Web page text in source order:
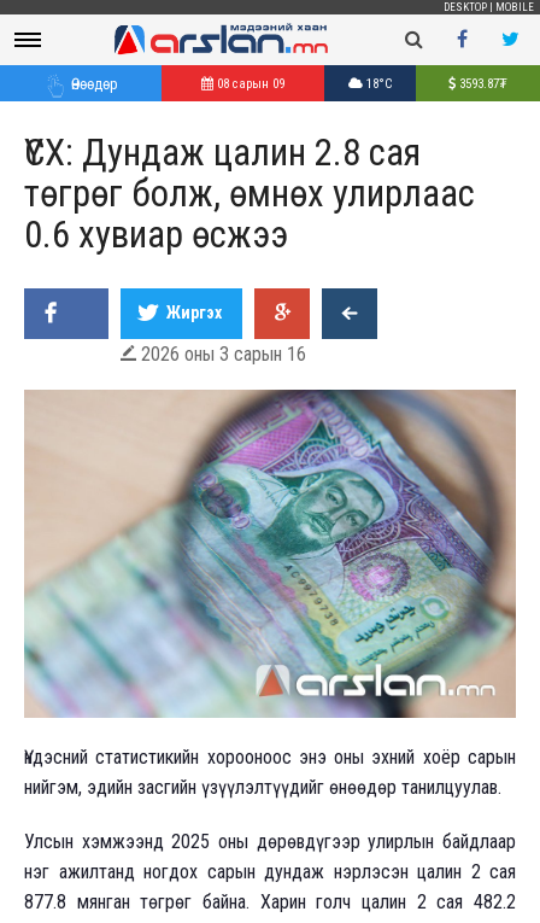
DESKTOP MOBILE
Өнөөдөр 08 сарын 09 18°C 3593.87₮
ҮСХ: Дундаж цалин 2.8 сая
төгрөг болж, өмнөх улирлаас
0.6 хувиар өсжээ
Жиргэх
 2026 оны 3 сарын 16
Үндэсний статистикийн хорооноос энэ оны эхний хоёр сарын
нийгэм, эдийн засгийн үзүүлэлтүүдийг өнөөдөр танилцуулав.
Улсын хэмжээнд 2025 оны дөрөвдүгээр улирлын байдлаар
нэг ажилтанд ногдох сарын дундаж нэрлэсэн цалин 2 сая
877.8 мянган төгрөг байна. Харин голч цалин 2 сая 482.2